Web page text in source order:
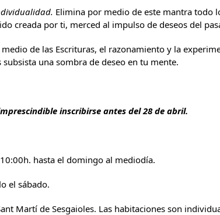
Elimina por medio de este mantra todo
creada por ti, merced al impulso de deseos del
de las Escrituras, el razonamiento y la
una sombra de deseo en tu mente.
inscribirse antes del 28 de abril.
hasta el domingo al mediodía.
el sábado.
Martí de Sesgaioles. Las habitaciones son